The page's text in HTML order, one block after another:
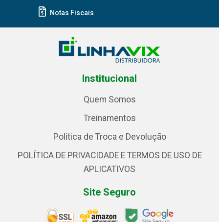
Notas Fiscais
Institucional
Quem Somos
Treinamentos
Política de Troca e Devolução
POLÍTICA DE PRIVACIDADE E TERMOS DE USO DE
APLICATIVOS
Site Seguro